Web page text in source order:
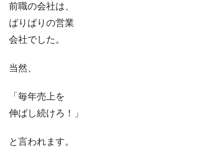
前職の会社は、
ばりばりの営業
会社でした。
当然、
「毎年売上を
伸ばし続けろ！」
と言われます。